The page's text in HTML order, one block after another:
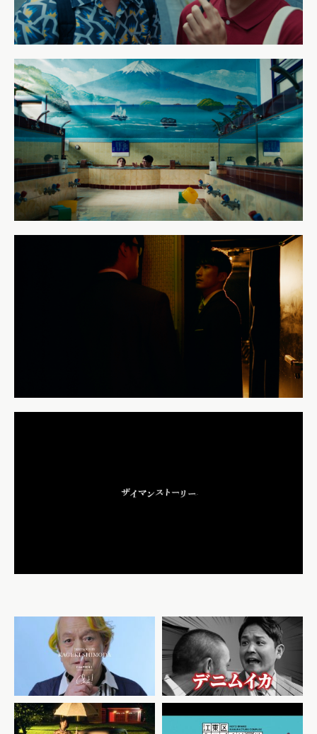
hut！INTIMATES 秘密の
ない人生なんて
千鳥×カラオケまねきねこ